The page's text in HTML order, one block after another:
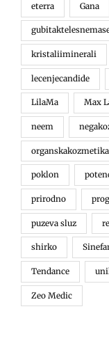
eterra Gana
kristaliiminerali
lecenjecandide
LilaMa Max
neem
organskakozmetika
poklon
prirodno
puzeva sluz
shirko
Tendance
Zeo Medic